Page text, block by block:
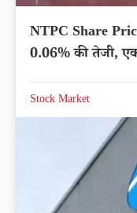
NTPC Share
0.06% की तेजी,